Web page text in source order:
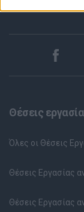
Θέσεις
Όλες οι Θέσεις
Θέσεις Εργασίας
Θέσεις Εργασίας